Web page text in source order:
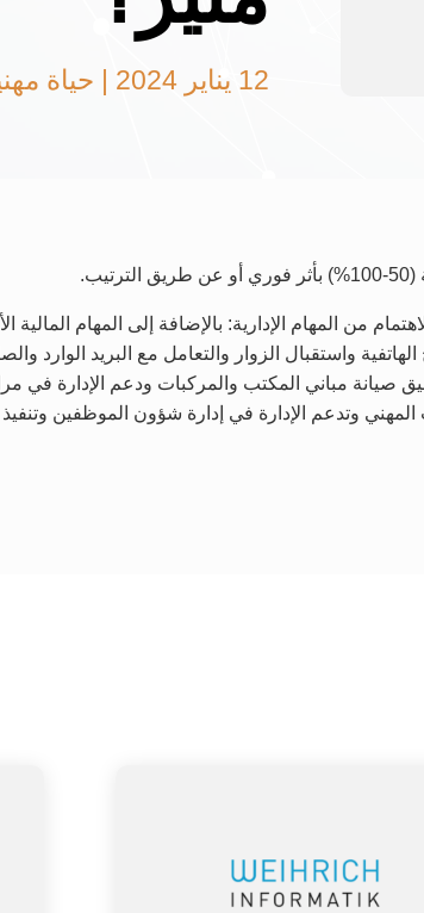
12 يناير 2024 حياة
من المهام الإدارية: بالإضافة إلى المهام المالية
واستقبال الزوار والتعامل مع البريد الوارد
صيانة مباني المكتب والمركبات ودعم الإدارة في
وتدعم الإدارة في إدارة شؤون الموظفين وتنفيذ